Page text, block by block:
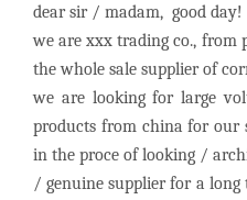
dear sir / madam, good day!
we are xxx trading co., from
the whole sale supplier of
we are looking for large
products from china for our
in the proce of looking /
/ genuine supplier for a long